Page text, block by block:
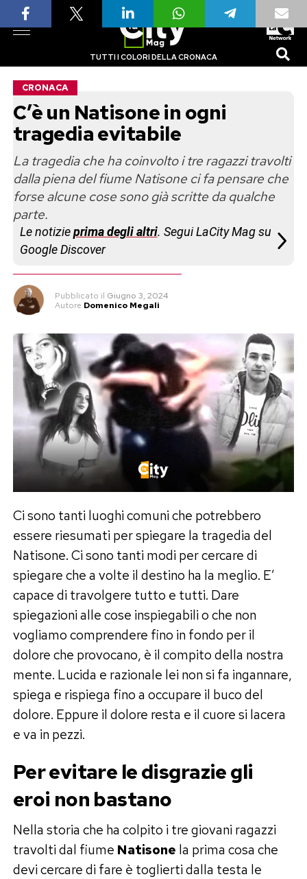
TUTTI I COLORI DELLA CRONACA
CRONACA
C’è un Natisone in ogni
tragedia evitabile
La tragedia che ha coinvolto i tre ragazzi travolti
dalla piena del fiume Natisone ci fa pensare che
forse alcune cose sono già scritte da qualche
parte.
Le notizieprima degli altri. Segui LaCity Mag su
Google Discover
Pubblicato il Giugno 3, 2024
Autore Domenico Megali
Ci sono tanti luoghi comuni che potrebbero
essere riesumati per spiegare la tragedia del
Natisone. Ci sono tanti modi per cercare di
spiegare che a volte il destino ha la meglio. E’
capace di travolgere tutto e tutti. Dare
spiegazioni alle cose inspiegabili o che non
vogliamo comprendere fino in fondo per il
dolore che provocano, è il compito della nostra
mente. Lucida e razionale lei non si fa ingannare,
spiega e rispiega fino a occupare il buco del
dolore. Eppure il dolore resta e il cuore si lacera
e va in pezzi.
Per evitare le disgrazie gli
eroi non bastano
Nella storia che ha colpito i tre giovani ragazzi
travolti dal fiume Natisone la prima cosa che
devi cercare di fare è toglierti dalla testa le